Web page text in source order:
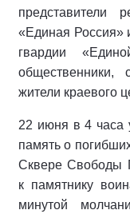
представители
«Единая Россия»
гвардии
общественники,
жители краевого
22 июня в 4 часа
память о
Сквере Свободы
к памятнику
минутой